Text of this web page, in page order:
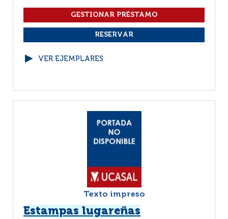
VER EJEMPLARES
Texto impreso
Estampas lugareñas